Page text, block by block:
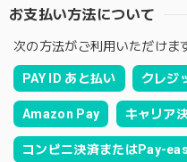
お支払い方法について
次の方法がご利用いただけま
PAY ID あと払い クレジ
Amazon Pay キャリア
コンビニ決済またはPay-